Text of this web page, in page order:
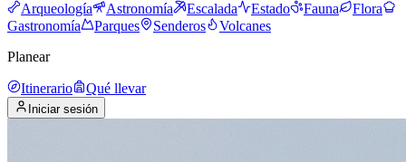
Arqueología Astronomía Escalada Estado Fauna
Flora
Gastronomía
Parques Senderos
Volcanes
Planear
Itinerario Qué llevar
Iniciar sesión